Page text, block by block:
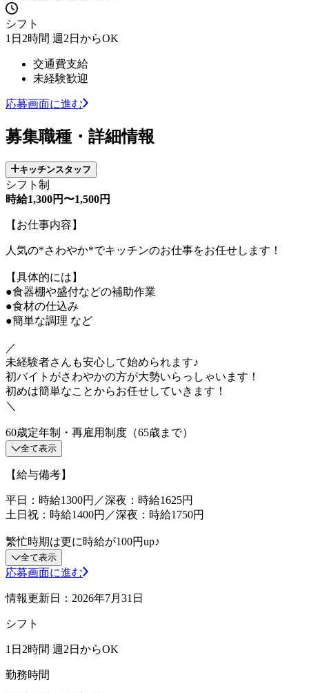
シフト
1日2時間 週2日からOK
交通費支給
未経験歓迎
応募画面に進む
募集職種・詳細情報
キッチンスタッフ
シフト制
時給1,300円〜1,500円
【お仕事内容】
人気の*さわやか*でキッチンのお仕事をお任せします！
【具体的には】
●食器棚や盛付などの補助作業
●食材の仕込み
●簡単な調理 など
／
未経験者さんも安心して始められます♪
初バイトがさわやかの方が大勢いらっしゃいます！
初めは簡単なことからお任せしていきます！
＼
60歳定年制・再雇用制度（65歳まで）
全て表示
【給与備考】
平日：時給1300円／深夜：時給1625円
土日祝：時給1400円／深夜：時給1750円
繁忙時期は更に時給が100円up♪
全て表示
応募画面に進む
情報更新日：2026年7月31日
シフト
1日2時間 週2日からOK
勤務時間